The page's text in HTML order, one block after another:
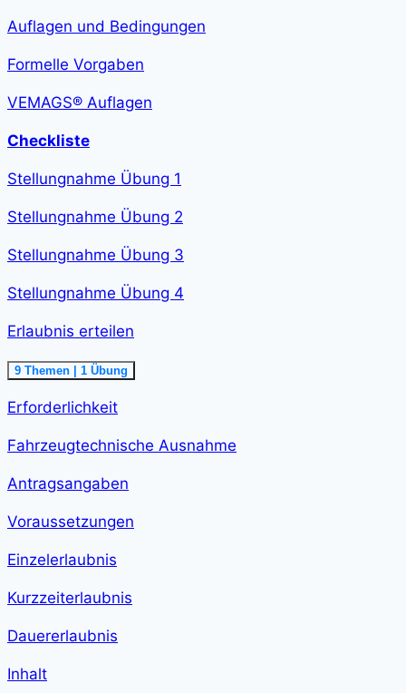
step-
h
36
</span>
Auflagen und Bedingungen
Formelle Vorgaben
VEMAGS® Auflagen
Checkliste
Stellungnahme Übung 1
Stellungnahme Übung 2
Stellungnahme Übung 3
Stellungnahme Übung 4
Erlaubnis erteilen
Ausklappen
Erlaubnis
erteilen<span
step-
h
13
</span>
9 Themen 1 Übung
Erforderlichkeit
Fahrzeugtechnische Ausnahme
Antragsangaben
Voraussetzungen
Einzelerlaubnis
Kurzzeiterlaubnis
Dauererlaubnis
Inhalt